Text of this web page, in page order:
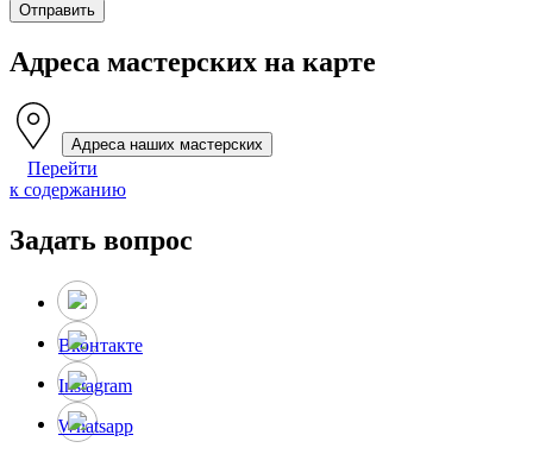
Адреса мастерских на карте
Адреса наших мастерских
Перейти
к содержанию
Задать вопрос
Вконтакте
Instagram
Whatsapp